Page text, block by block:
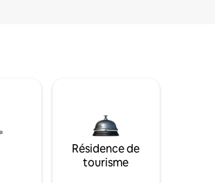
Résidence de
tourisme